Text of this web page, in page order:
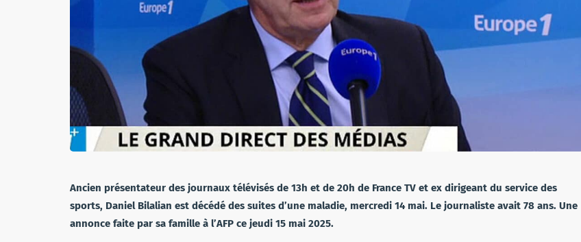
Ancien présentateur des journaux télévisés de 13h et de 20h de France TV et ex dirigeant du service des
sports, Daniel Bilalian est décédé des suites d’une maladie, mercredi 14 mai. Le journaliste avait 78 ans. Une
annonce faite par sa famille à l’AFP ce jeudi 15 mai 2025.